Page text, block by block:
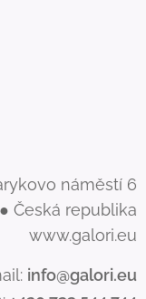
náměstí 6
Česká republika
www.galori.eu
info@galori.eu